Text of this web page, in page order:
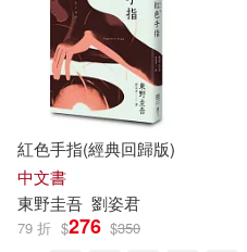
紅色手指(經典回歸版)
中文書
東野圭吾 劉姿君
79 折 $276 $350